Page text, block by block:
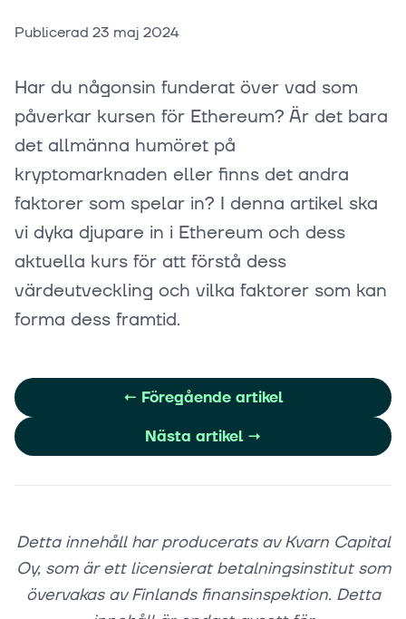
Publicerad 23 maj 2024
Har du någonsin funderat över vad som
påverkar kursen för Ethereum? Är det bara
det allmänna humöret på
kryptomarknaden eller finns det andra
faktorer som spelar in? I denna artikel ska
vi dyka djupare in i Ethereum och dess
aktuella kurs för att förstå dess
värdeutveckling och vilka faktorer som kan
forma dess framtid.
← Föregående artikel
Nästa artikel→
Detta innehåll har producerats av Kvarn Capital
Oy, som är ett licensierat betalningsinstitut som
övervakas av Finlands finansinspektion. Detta